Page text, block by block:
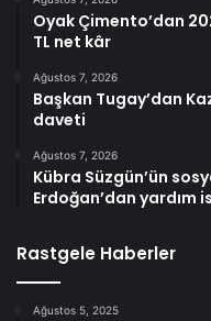
Oyak Çimento’dan
TL net kâr
Ağustos 7, 2026
Başkan Tugay’dan
daveti
Ağustos 7, 2026
Kübra Süzgün’ün
Erdoğan’dan yardım
Rastgele Haberler
Ağustos 5, 2025